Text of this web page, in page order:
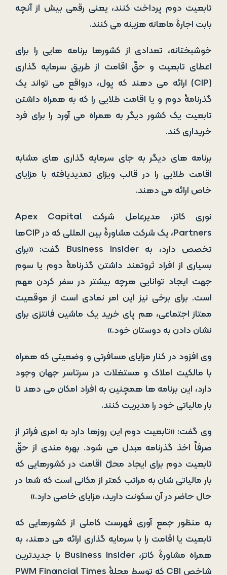
تابعیت دوم پرداخت کنند، یعنی رقمی بیش از آنچه
بابت اجارۀ ماهانه هزینه می­ کنند.
خوشبختانه، تعدادی از کشورها برنامه هایی را برای
اعطای تابعیت و حقّ اقامت از طریق سرمایه­ گذاری
(CIP) ارائه می دهند که پول، درواقع می­ تواند یک
گذرنامۀ دوم و یا اقامت طلایی را که به همراه داشتن
تابعیت یک کشور دیگر به همراه می­ آورد را برای فرد
خریداری کند.
برنامه ­های دیگر به جای سرمایه ­گذاری های مشابه
اقامت طلایی را در قالب ویزای تمدیدیافته با مزایای
خاص ارائه می­ دهند.
نوری کاتز، مدیرعامل شرکت Apex Capital
Partners، یک شرکت مشاورۀ بین­ المللی که در CIPها
تخصص دارد، به Business Insider گفت: «برای
بسیاری از افراد ثروتمند داشتن گذرنامۀ دوم یا سوم
جهت ایجاد توانایی هرچه بیشتر در سفر کردن مهم
است. برای برخی نیز این امر نمادی است از موقعیت
ممتاز اجتماعی، هم پای خرید یک ماشین فانتزی برای
نشان دادن به دوستان خود.»
وی افزود در کنار مزایای مسافرتی و وضعیتی که همراه
با مالکیت املاک و مستغلات در سرتاسر جهان وجود
دارد، این برنامه ­ها همچنین به افراد امکان می­ دهد تا
بار مالیاتی خود را مدیریت کنند.
وی گفت: «تابعیت دوم این­ روزها دارد به امری فراتر از
صرفاً اخذ گذرنامه مبدل می­ شود. بهره ­مندی از حقّ
تابعیت دوم برای ایجاد محلّ اقامت در کشورهایی که
بار مالیاتی­ شان به مراتب کمتر از مکانی است که شما در
حال حاضر در آن سکونت دارید، مزایای خاصی دارد.»
به منظور جمع ­آوری فهرست کاملی از کشورهایی که
تابعیت یا اقامت را با سرمایه­ گذاری ارائه می­ دهند، به
همراه مشاورۀ کاتز، Business Insider با جدیدترین
شاخص CBI که توسط مجلۀ PWM Financial Times